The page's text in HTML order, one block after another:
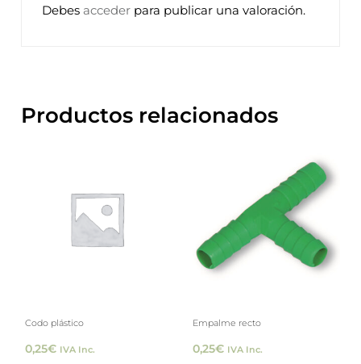
Debes acceder para publicar una valoración.
Productos relacionados
Codo plástico
0,25€ IVA Inc.
Empalme recto
0,25€ IVA Inc.